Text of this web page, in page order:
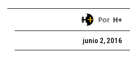
Por H+
junio 2, 2016